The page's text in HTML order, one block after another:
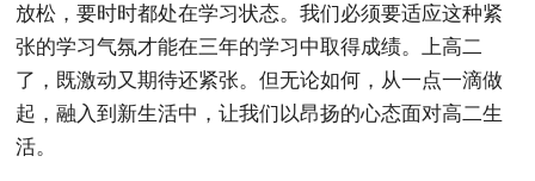
放松，要时时都处在学习状态。我们必须要适应这种紧
张的学习气氛才能在三年的学习中取得成绩。上高二
了，既激动又期待还紧张。但无论如何，从一点一滴做
起，融入到新生活中，让我们以昂扬的心态面对高二生
活。